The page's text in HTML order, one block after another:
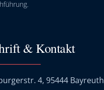
& Kontakt
4, 95444 Bayreuth